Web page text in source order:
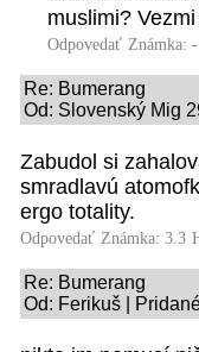
muslimi?
Odpovedať Známka:
Re: Bumerang
Od: Slovenský Mig
Zabudol si
smradlavú
ergo totality.
Odpovedať Známka: 3.3
Re: Bumerang
Od: Ferikuš |